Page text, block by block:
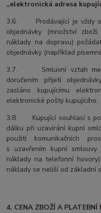
„elektronická adresa
3.6. Prodávající je vždy
objednávky (množství
náklady na dopravu)
objednávky (například
3.7. Smluvní vztah mezi
doručením přijetí
zasláno kupujícímu
elektronické pošty kupujícího.
3.8. Kupující souhlasí s
dálku při uzavírání kupní
použití komunikačních
s uzavřením kupní
náklady na telefonní
náklady se neliší od základní
4. CENA ZBOŽÍ A PLATEBNÍ